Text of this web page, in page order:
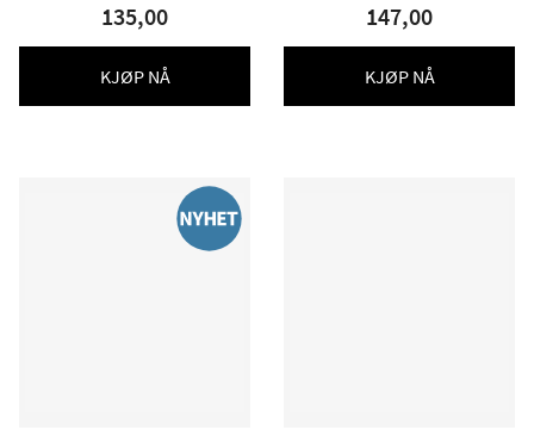
135,00
KJØP NÅ
147,00
KJØP NÅ